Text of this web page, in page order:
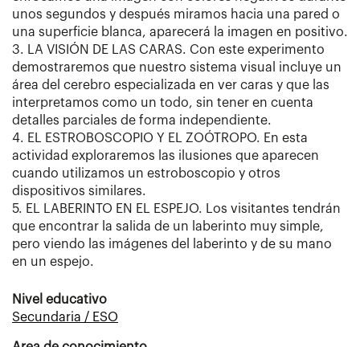
unos segundos y después miramos hacia una pared o
una superficie blanca, aparecerá la imagen en positivo.
3. LA VISIÓN DE LAS CARAS. Con este experimento
demostraremos que nuestro sistema visual incluye un
área del cerebro especializada en ver caras y que las
interpretamos como un todo, sin tener en cuenta
detalles parciales de forma independiente.
4. EL ESTROBOSCOPIO Y EL ZOÓTROPO. En esta
actividad exploraremos las ilusiones que aparecen
cuando utilizamos un estroboscopio y otros
dispositivos similares.
5. EL LABERINTO EN EL ESPEJO. Los visitantes tendrán
que encontrar la salida de un laberinto muy simple,
pero viendo las imágenes del laberinto y de su mano
en un espejo.
Nivel educativo
Secundaria / ESO